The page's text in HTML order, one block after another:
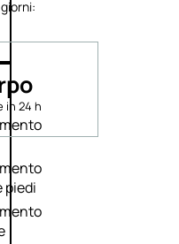
piedi
in 24 h